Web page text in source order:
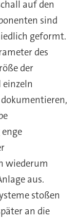
auf den
sind
geformt.
des
der
einzeln
wiederum
aus.
stoßen
an die